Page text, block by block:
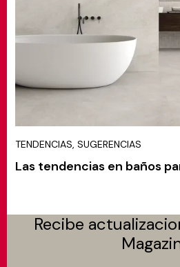
TENDENCIAS, SUGERENCIAS
Las tendencias en baños
Recibe